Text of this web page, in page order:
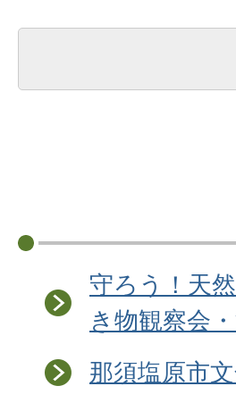
守ろう！天
き物観察会
那須塩原市